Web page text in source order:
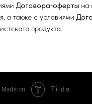
Договора‑оферты на
а также с условиями
продукта.
Made on Tilda